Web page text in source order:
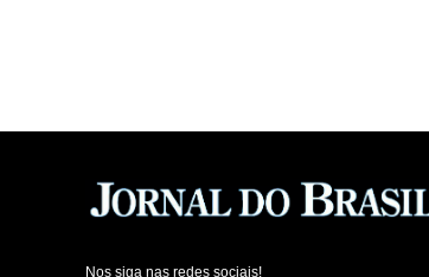
Nos siga nas redes sociais!